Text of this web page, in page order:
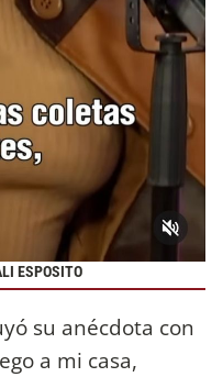
ESPOSITO
su anécdota con
a mi casa,